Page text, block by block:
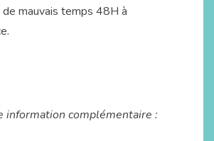
de mauvais temps 48H à
information complémentaire :